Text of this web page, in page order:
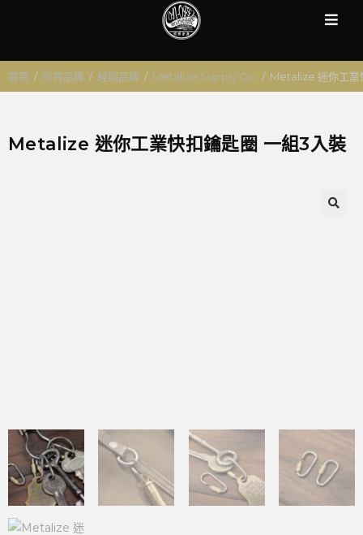
首頁 / 所有品牌 / 經銷品牌 / Metalize Supply Co. / Metalize 迷你工業
Metalize 迷你工業快扣鑰匙圈 一組3入裝